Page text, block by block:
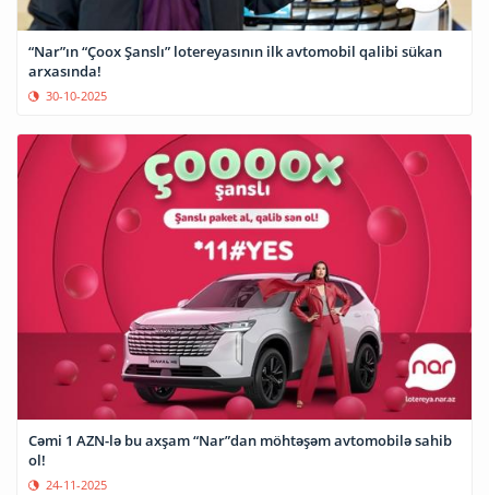
“Nar”ın “Çoox Şanslı” lotereyasının ilk avtomobil qalibi sükan
arxasında!
30-10-2025
Cəmi 1 AZN-lə bu axşam “Nar”dan möhtəşəm avtomobilə sahib
ol!
24-11-2025